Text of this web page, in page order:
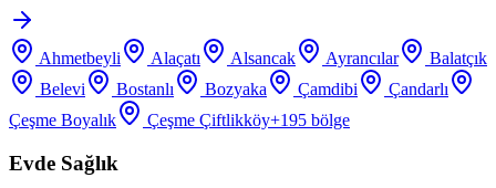
Ahmetbeyli Alaçatı Alsancak Ayrancılar
Balatçık
Belevi
Bostanlı Bozyaka Çamdibi
Çandarlı
Çeşme Boyalık
Çeşme Çiftlikköy+195 bölge
Evde Sağlık